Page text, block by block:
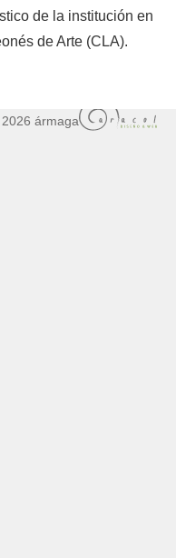
de la institución en
de Arte (CLA).
ármaga